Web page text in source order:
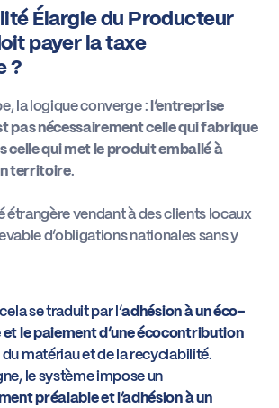
Élargie du Producteur
payer la taxe
?
la logique converge :l’entreprise
pas nécessairement celle qui fabrique
celle qui met le produit emballé à
territoire.
étrangère vendant à des clients locaux
d’obligations nationales sans y
se traduit par l’adhésion à un éco-
le paiement d’une écocontribution
matériau et de la recyclabilité.
le système impose un
préalable et l’adhésion à un